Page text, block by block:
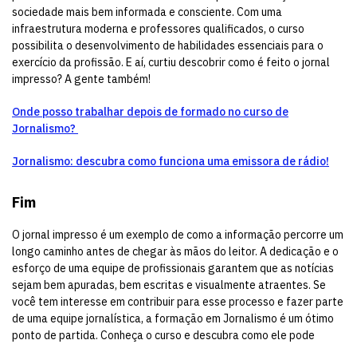
sociedade mais bem informada e consciente. Com uma
infraestrutura moderna e professores qualificados, o curso
possibilita o desenvolvimento de habilidades essenciais para o
exercício da profissão. E aí, curtiu descobrir como é feito o jornal
impresso? A gente também!
Onde posso trabalhar depois de formado no curso de
Jornalismo?
Jornalismo: descubra como funciona uma emissora de rádio!
Fim
O jornal impresso é um exemplo de como a informação percorre um
longo caminho antes de chegar às mãos do leitor. A dedicação e o
esforço de uma equipe de profissionais garantem que as notícias
sejam bem apuradas, bem escritas e visualmente atraentes. Se
você tem interesse em contribuir para esse processo e fazer parte
de uma equipe jornalística, a formação em Jornalismo é um ótimo
ponto de partida. Conheça o curso e descubra como ele pode